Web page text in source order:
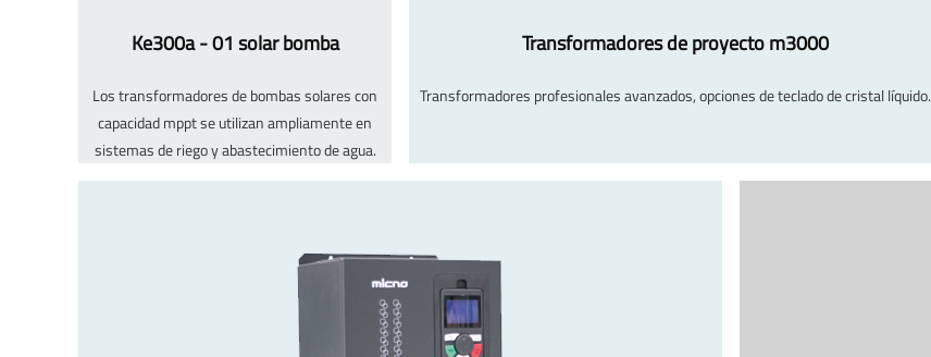
Ke300a - 01 solar bomba
Los transformadores de bombas solares con
capacidad mppt se utilizan ampliamente en
sistemas de riego y abastecimiento de agua.
Transformadores de proyecto m3000
Transformadores profesionales avanzados, opciones de teclado de cristal líquido.